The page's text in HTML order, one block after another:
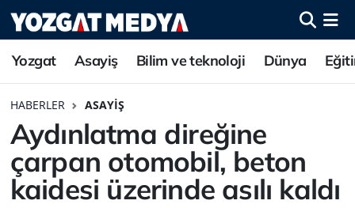
Yozgat Asayiş Bilim ve teknoloji Dünya
HABERLER ASAYIŞ
Aydınlatma direğine
çarpan otomobil, beton
kaidesi üzerinde asılı kaldı